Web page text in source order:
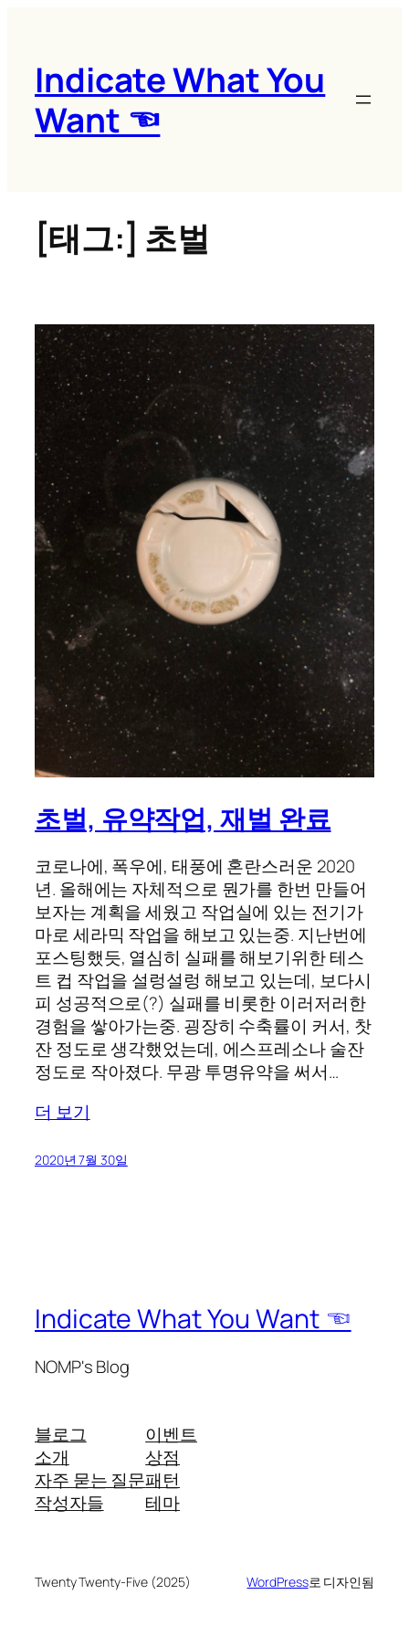
Indicate What You
Want ☜
[태그:] 초벌
초벌, 유약작업, 재벌 완료
코로나에, 폭우에, 태풍에 혼란스러운 2020
년. 올해에는 자체적으로 뭔가를 한번 만들어
보자는 계획을 세웠고 작업실에 있는 전기가
마로 세라믹 작업을 해보고 있는중. 지난번에
포스팅했듯, 열심히 실패를 해보기위한 테스
트 컵 작업을 설렁설렁 해보고 있는데, 보다시
피 성공적으로(?) 실패를 비롯한 이러저러한
경험을 쌓아가는중. 굉장히 수축률이 커서, 찻
잔 정도로 생각했었는데, 에스프레소나 술잔
정도로 작아졌다. 무광 투명유약을 써서…
더 보기
2020년 7월 30일
Indicate What You Want ☜
NOMP's Blog
블로그
소개
자주 묻는 질문
작성자들
이벤트
상점
패턴
테마
Twenty Twenty-Five (2025) WordPress로 디자인됨